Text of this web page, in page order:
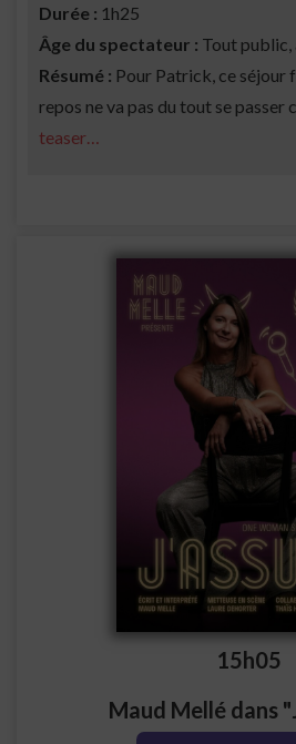
Durée : 1h25
Âge du spectateur : Tout public,
Résumé : Pour Patrick, ce séjour
repos ne va pas du tout se passer
teaser…
15h05
Maud Mellé dans